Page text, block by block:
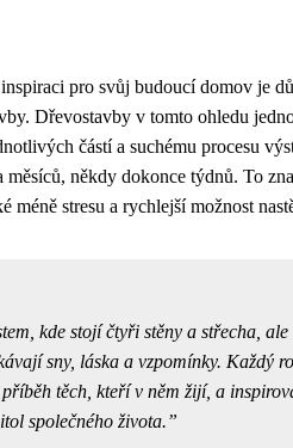
pro svůj budoucí domov je
Dřevostavby v tomto ohledu
částí a suchému procesu
někdy dokonce týdnů. To
méně stresu a rychlejší možnost
kde stojí čtyři stěny a střecha, ale
sny, láska a vzpomínky. Každý
těch, kteří v něm žijí, a
společného života.